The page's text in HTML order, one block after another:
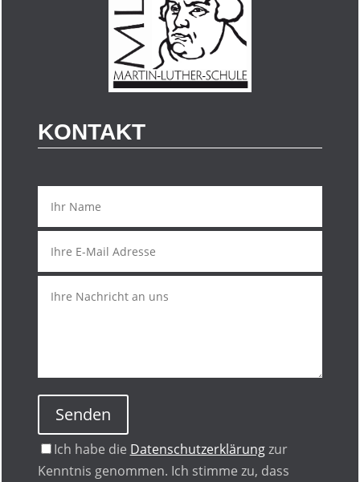
KONTAKT
Senden
Ich habe die Datenschutzerklärungzur
Kenntnis genommen. Ich stimme zu, dass